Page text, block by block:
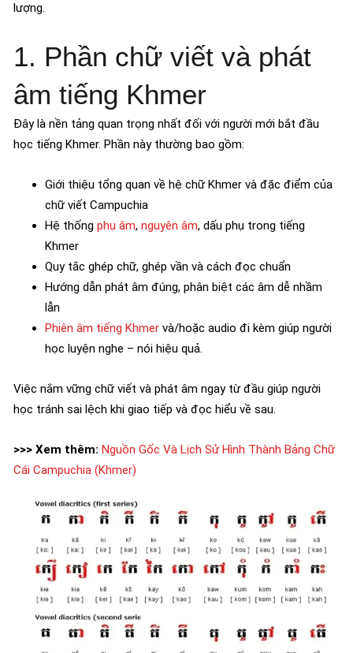
lượng.
1. Phần chữ viết và phát
âm tiếng Khmer
Đây là nền tảng quan trọng nhất đối với người mới bắt đầu
học tiếng Khmer. Phần này thường bao gồm:
Giới thiệu tổng quan về hệ chữ Khmer và đặc điểm của
chữ viết Campuchia
Hệ thống phụ âm, nguyên âm, dấu phụ trong tiếng
Khmer
Quy tắc ghép chữ, ghép vần và cách đọc chuẩn
Hướng dẫn phát âm đúng, phân biệt các âm dễ nhầm
lẫn
Phiên âm tiếng Khmer và/hoặc audio đi kèm giúp người
học luyện nghe – nói hiệu quả.
Việc nắm vững chữ viết và phát âm ngay từ đầu giúp người
học tránh sai lệch khi giao tiếp và đọc hiểu về sau.
>>> Xem thêm: Nguồn Gốc Và Lịch Sử Hình Thành Bảng Chữ
Cái Campuchia (Khmer)